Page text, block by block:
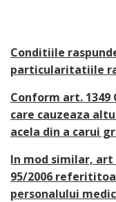
Conditiile
particularitatiile
Conform art.
care cauzeaza
acela din a carui
In mod similar, art
95/2006
personalului